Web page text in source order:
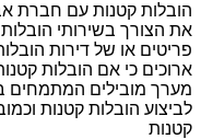
הובלות קטנות עם חברת
את הצורך בשירותי
פריטים או של דירות
ארוכים כי אם הובלות
מערך מובילים המתמחים
לביצוע הובלות קטנות
קטנות